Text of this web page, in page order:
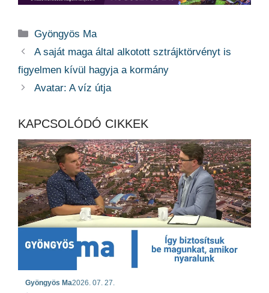
Kategória
Gyöngyös Ma
A saját maga által alkotott sztrájktörvényt is
figyelmen kívül hagyja a kormány
Avatar: A víz útja
KAPCSOLÓDÓ CIKKEK
Gyöngyös Ma2026. 07. 27.